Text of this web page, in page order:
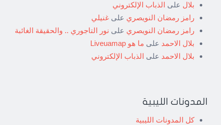
بلال على الذباب الإلكتروني
رامز رمضان النويصري على غنيلي
رامز رمضان النويصري على نور التاجوري .. والحقيقة الغائبة
بلال الاحمد على ما هو Liveuamap
بلال الاحمد على الذباب الإلكتروني
المدونات الليبية
كل المدونات الليبية